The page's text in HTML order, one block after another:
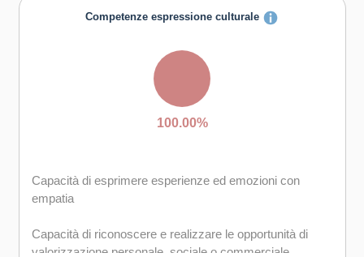
provare empatiaCompetenze espressione culturale
100.00%
Capacità di esprimere esperienze ed emozioni con
empatia
Capacità di riconoscere e realizzare le opportunità di
valorizzazione personale, sociale o commerciale